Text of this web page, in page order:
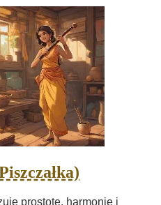
prostotę, harmonię i